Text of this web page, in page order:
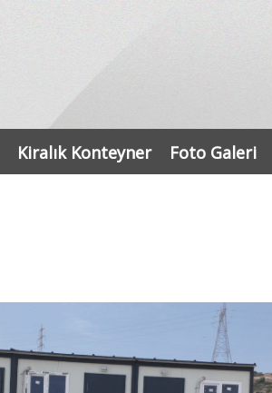
Kiralık Konteyner Foto Galeri